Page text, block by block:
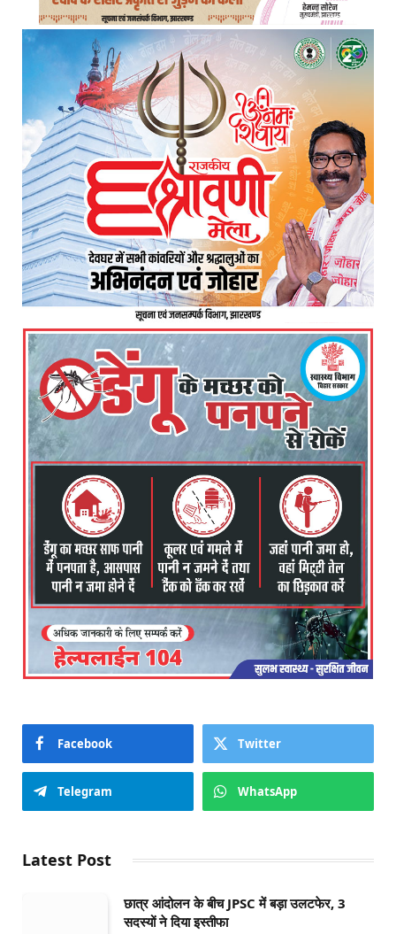
Facebook Twitter
Telegram WhatsApp
Latest Post
छात्र आंदोलन के बीच JPSC में बड़ा उलटफेर, 3
सदस्यों ने दिया इस्तीफा